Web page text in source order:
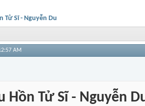
Tử Sĩ - Nguyễn Du
AM
Hồn Tử Sĩ - Nguyễn